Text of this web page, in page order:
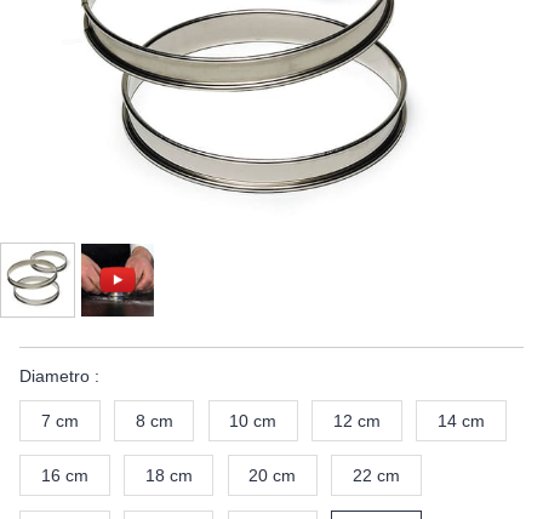
Diametro :
7 cm 8 cm 10 cm 12 cm 14 cm
16 cm 18 cm 20 cm 22 cm